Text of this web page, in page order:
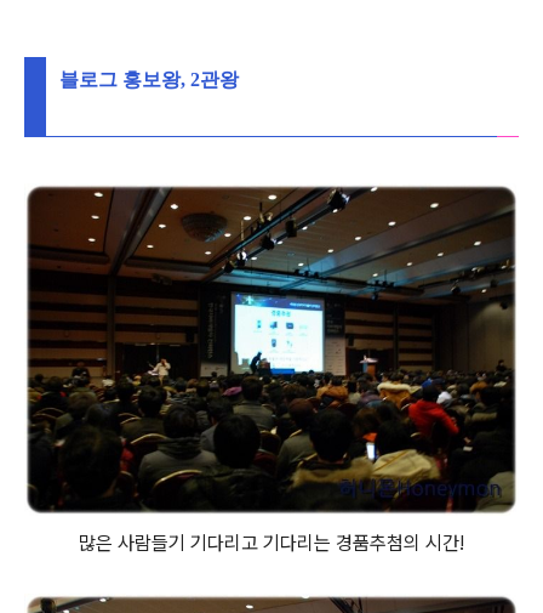
블로그 홍보왕, 2관왕
많은 사람들기 기다리고 기다리는 경품추첨의 시간!